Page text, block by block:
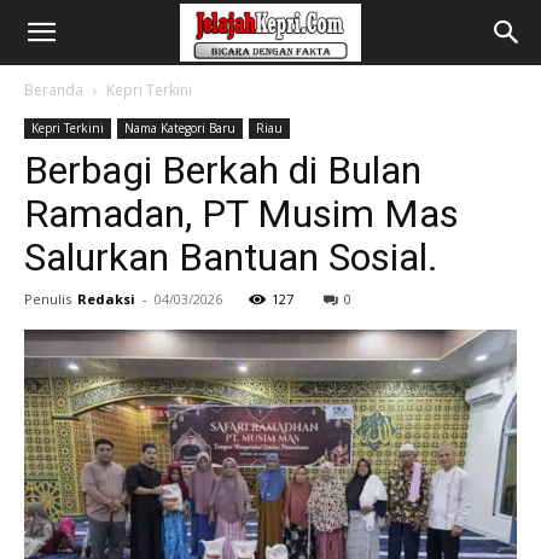
Beranda Kepri Terkini
Kepri Terkini Nama Kategori Baru Riau
Berbagi Berkah di Bulan
Ramadan, PT Musim Mas
Salurkan Bantuan Sosial.
Penulis Redaksi - 04/03/2026 127 0